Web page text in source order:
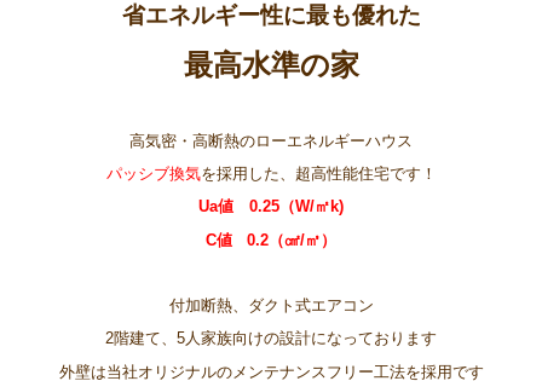
省エネルギー性に最も優れた
最高水準の家
高気密・高断熱のローエネルギーハウス
パッシブ換気を採用した、超高性能住宅です！
Ua値 0.25（W/㎡k)
C値 0.2（㎠/㎥）
付加断熱、ダクト式エアコン
2階建て、5人家族向けの設計になっております
外壁は当社オリジナルのメンテナンスフリー工法を採用です